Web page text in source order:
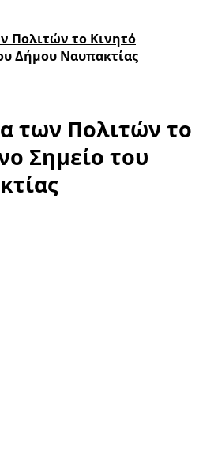
Πολιτών το Κινητό
Δήμου Ναυπακτίας
των Πολιτών το
Σημείο του